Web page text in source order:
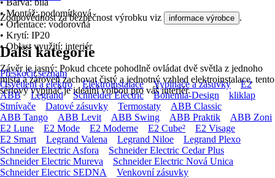
• Barva: bílá
• Montáž: podomítková
• Orientace: vodorovná
• Krytí: IP20
• Oblast využití: interiér
Závěr je jasný: Pokud chcete pohodlně ovládat dvě světla z jednoho
místa a zároveň zachovat čistý a jednotný vzhled elektroinstalace, tento
sériový vypínač je ideální volbou pro váš interiér.
Zodpovědnost za bezpečnost výrobku viz informace výrobce .
Další kategorie
Přeskočit seznam
Osvětlení a elektro
Elektroinstalace Vypínače a zásuvky
E2
ABB
Legrand Schneider Electric Bohemia-Design
kliklap
Stmívače
Datové zásuvky Termostaty
ABB Classic
ABB Tango
ABB Levit ABB Swing ABB Praktik
ABB Zoni
E2 Lune
E2 Mode E2 Moderne E2 Cube²
E2 Visage
E2 Smart
Legrand Valena Legrand Niloe
Legrand Plexo
Schneider Electric Asfora
Schneider Electric Cedar Plus
Schneider Electric Mureva
Schneider Electric Nová Unica
Schneider Electric SEDNA
Venkovní zásuvky